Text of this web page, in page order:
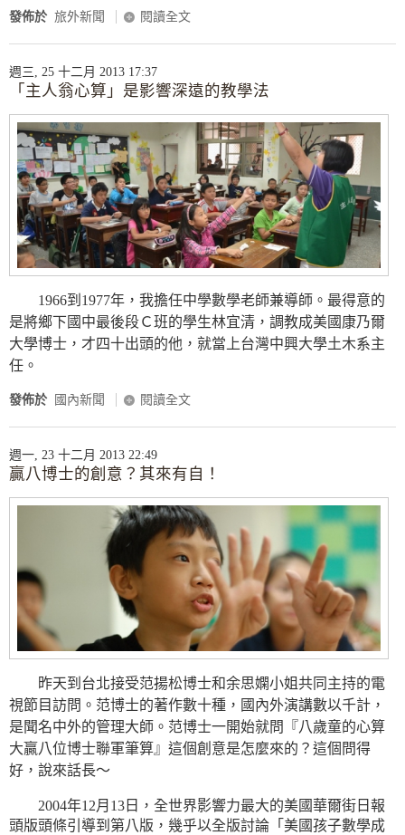
發佈於 旅外新聞 閱讀全文
週三, 25 十二月 2013 17:37
「主人翁心算」是影響深遠的教學法
1966到1977年，我擔任中學數學老師兼導師。最得意的
是將鄉下國中最後段Ｃ班的學生林宜清，調教成美國康乃爾
大學博士，才四十出頭的他，就當上台灣中興大學土木系主
任。
發佈於 國內新聞 閱讀全文
週一, 23 十二月 2013 22:49
贏八博士的創意？其來有自！
昨天到台北接受范揚松博士和余思嫻小姐共同主持的電
視節目訪問。范博士的著作數十種，國內外演講數以千計，
是聞名中外的管理大師。范博士一開始就問『八歲童的心算
大贏八位博士聯軍筆算』這個創意是怎麼來的？這個問得
好，說來話長～
2004年12月13日，全世界影響力最大的美國華爾街日報
頭版頭條引導到第八版，幾乎以全版討論「美國孩子數學成